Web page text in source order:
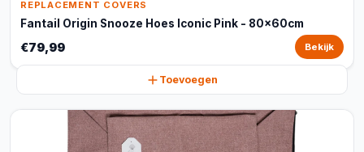
REPLACEMENT COVERS
Fantail Origin Snooze Hoes Iconic Pink - 80x60cm
€79,99 Bekijk
Toevoegen